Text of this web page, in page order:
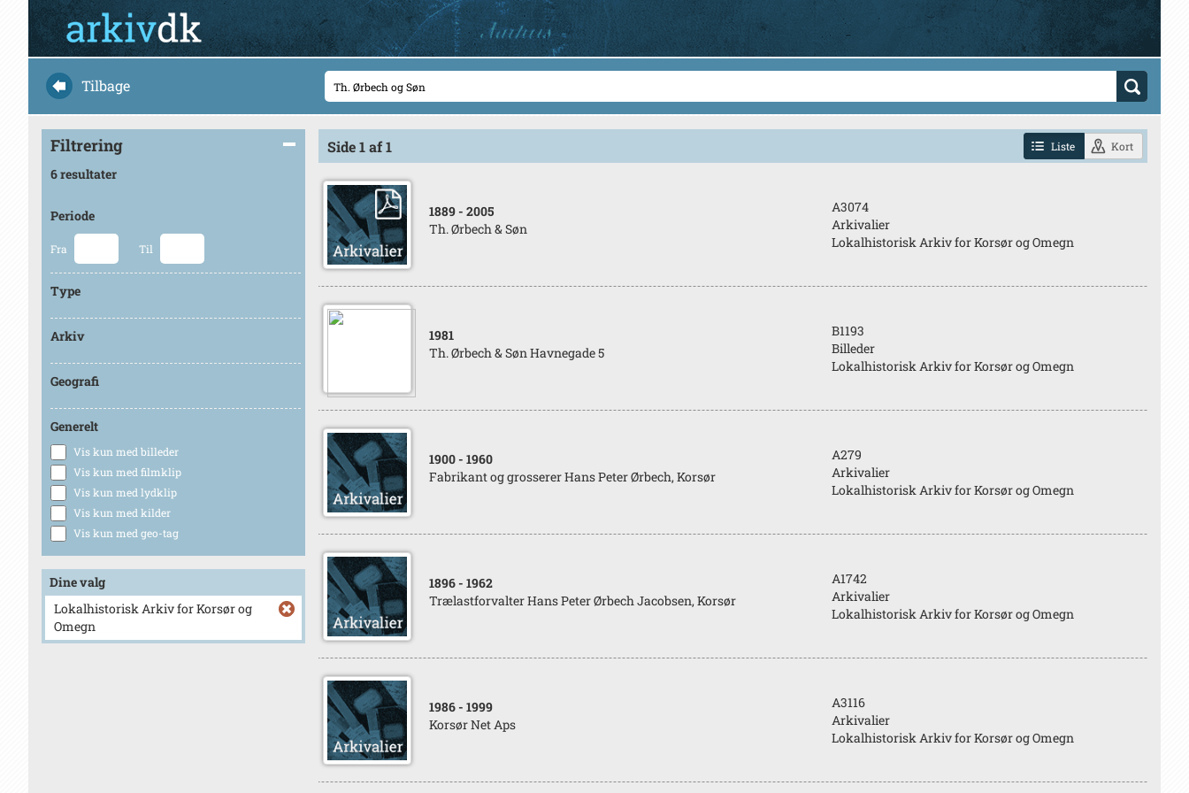
Tilbage
Filtrering
6 resultater
Periode
Fra Til
Type
Arkiv
Geografi
Generelt
Vis kun med billeder
Vis kun med filmklip
Vis kun med lydklip
Vis kun med kilder
Vis kun med geo-tag
Dine valg
Lokalhistorisk Arkiv for Korsør og
Omegn
Side 1 af 1 Liste Kort
1889 - 2005
Th. Ørbech & Søn
A3074
Arkivalier
Lokalhistorisk Arkiv for Korsør og Omegn
1981
Th. Ørbech & Søn Havnegade 5
B1193
Billeder
Lokalhistorisk Arkiv for Korsør og Omegn
1900 - 1960
Fabrikant og grosserer Hans Peter Ørbech, Korsør
A279
Arkivalier
Lokalhistorisk Arkiv for Korsør og Omegn
1896 - 1962
Trælastforvalter Hans Peter Ørbech Jacobsen, Korsør
A1742
Arkivalier
Lokalhistorisk Arkiv for Korsør og Omegn
1986 - 1999
Korsør Net Aps
A3116
Arkivalier
Lokalhistorisk Arkiv for Korsør og Omegn